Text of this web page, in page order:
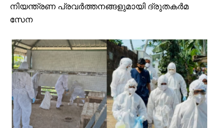
നിയന്ത്രണ പ്രവര്‍ത്തനങ്ങളുമായി ദ്രുതകര്‍മ
സേന